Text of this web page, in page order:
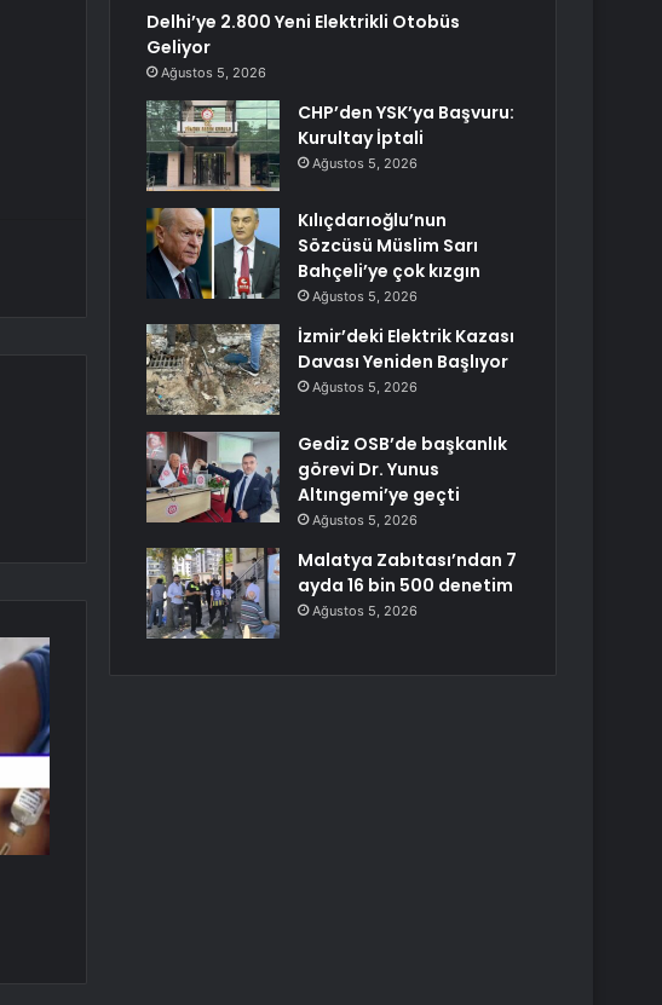
Delhi’ye 2.800 Yeni Elektrikli Otobüs
Geliyor
Ağustos 5, 2026
CHP’den YSK’ya Başvuru:
Kurultay İptali
Ağustos 5, 2026
Kılıçdarıoğlu’nun
Sözcüsü Müslim Sarı
Bahçeli’ye çok kızgın
Ağustos 5, 2026
İzmir’deki Elektrik Kazası
Davası Yeniden Başlıyor
Ağustos 5, 2026
Gediz OSB’de başkanlık
görevi Dr. Yunus
Altıngemi’ye geçti
Ağustos 5, 2026
Malatya Zabıtası’ndan 7
ayda 16 bin 500 denetim
Ağustos 5, 2026